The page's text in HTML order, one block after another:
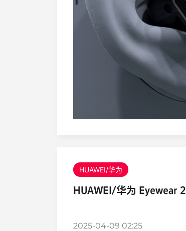
HUAWEI/华为
HUAWEI/华为 Eyewear 2
2025-04-09 02:25